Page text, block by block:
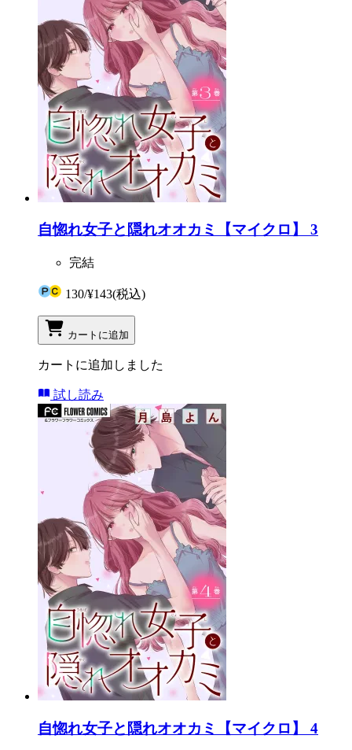
自惚れ女子と隠れオオカミ【マイクロ】 3
完結
130/¥143(税込)
カートに追加
カートに追加しました
試し読み
自惚れ女子と隠れオオカミ【マイクロ】 4